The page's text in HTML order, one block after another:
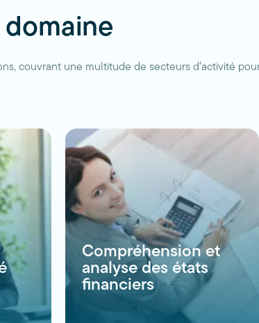
couvrant une multitude de secteurs d’activité
Compréhension et
analyse des états
financiers